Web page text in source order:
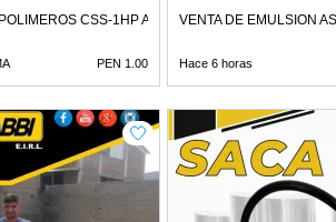
CSS-1HP ASFALTO MC-30
PEN 1.00
VENTA DE EMULSION
Hace 6 horas